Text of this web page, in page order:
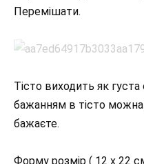
Перемішати.
Тісто виходить як
бажанням в тісто можна
бажаєте.
Форму розмір ( 12 х 22